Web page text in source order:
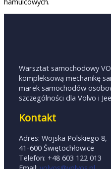
Warsztat samochodowy
kompleksową mechanikę
marek samochodów
szczególności dla Volvo i
Kontakt
Adres: Wojska Polskiego 8,
41-600 Świętochłowice
Telefon: +48 603 122 013